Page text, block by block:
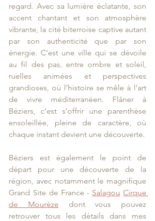
regard. Avec sa lumière éclatante, son
accent chantant et son atmosphère
vibrante, la cité biterroise captive autant
par son authenticité que par son
énergie. C’est une ville qui se dévoile
au fil des pas, entre ombre et soleil,
ruelles animées et perspectives
grandioses, où l’histoire se mêle à l’art
de vivre méditerranéen. Flâner à
Béziers, c’est s’offrir une parenthèse
ensoleillée, pleine de caractère, où
chaque instant devient une découverte.
Béziers est également le point de
départ pour une découverte de la
région, avec notamment le magnifique
Grand Site de France - Salagou Cirque
de Mourèze dont vous pouvez
retrouver tous les détails dans mes